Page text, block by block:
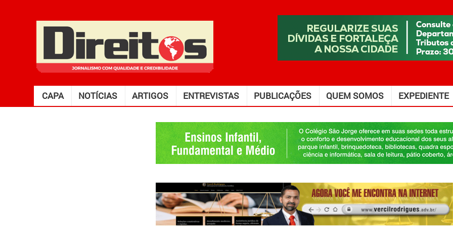
CAPA NOTÍCIAS ARTIGOS ENTREVISTAS PUBLICAÇÕES QUEM SOMOS EXPEDIENTE